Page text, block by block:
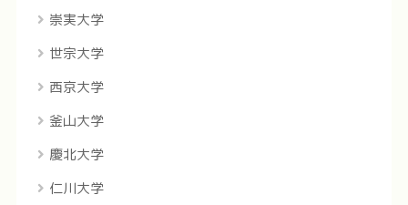
崇実大学
世宗大学
西京大学
釜山大学
慶北大学
仁川大学